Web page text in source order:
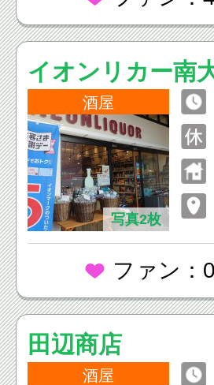
イオンリカー南
酒屋
写真2枚
ファン：
田辺商店
酒屋